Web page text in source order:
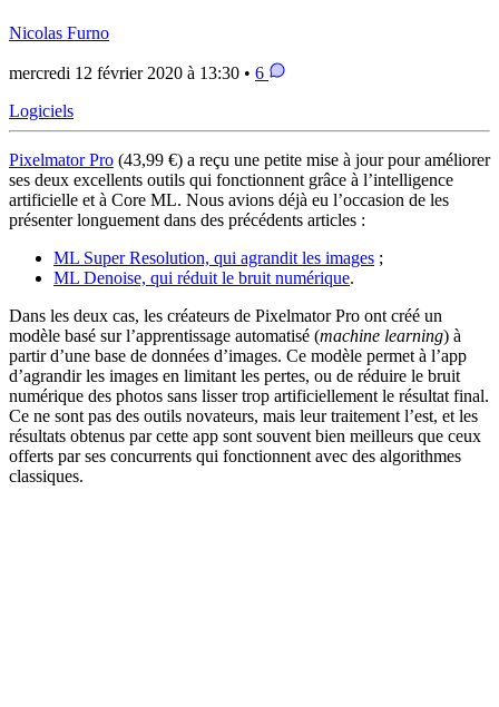
Nicolas Furno
mercredi 12 février 2020 à 13:30 • 6
Logiciels
Pixelmator Pro (43,99 €) a reçu une petite mise à jour pour améliorer
ses deux excellents outils qui fonctionnent grâce à l’intelligence
artificielle et à Core ML. Nous avions déjà eu l’occasion de les
présenter longuement dans des précédents articles :
ML Super Resolution, qui agrandit les images ;
ML Denoise, qui réduit le bruit numérique.
Dans les deux cas, les créateurs de Pixelmator Pro ont créé un
modèle basé sur l’apprentissage automatisé (machine learning) à
partir d’une base de données d’images. Ce modèle permet à l’app
d’agrandir les images en limitant les pertes, ou de réduire le bruit
numérique des photos sans lisser trop artificiellement le résultat final.
Ce ne sont pas des outils novateurs, mais leur traitement l’est, et les
résultats obtenus par cette app sont souvent bien meilleurs que ceux
offerts par ses concurrents qui fonctionnent avec des algorithmes
classiques.